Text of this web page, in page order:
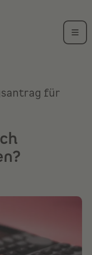
für